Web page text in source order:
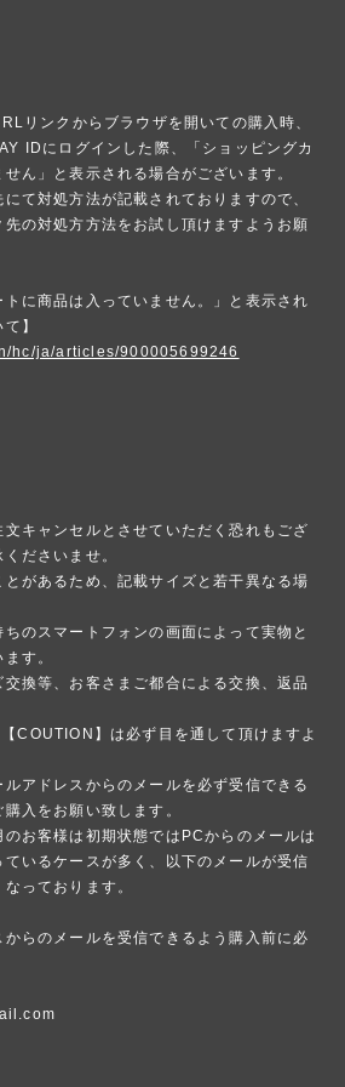
リンクからブラウザを開いての購入時、
IDにログインした際、「ショッピングカ
ん」と表示される場合がございます。
て対処方法が記載されておりますので、
の対処方方法をお試し頂けますようお願
に商品は入っていません。」と表示され
】
hc/ja/articles/900005699246
文キャンセルとさせていただく恐れもござ
ださいませ。
とがあるため、記載サイズと若干異なる場
ちのスマートフォンの画面によって実物と
す。
交換等、お客さまご都合による交換、返品
COUTION】は必ず目を通して頂けますよ
ルアドレスからのメールを必ず受信できる
入をお願い致します。
お客様は初期状態ではPCからのメールは
いるケースが多く、以下のメールが受信
っております。
らのメールを受信できるよう購入前に必